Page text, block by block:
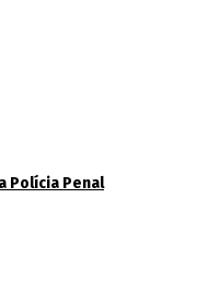
Polícia Penal